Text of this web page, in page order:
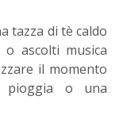
tazza di tè caldo
ascolti musica
il momento
pioggia o una